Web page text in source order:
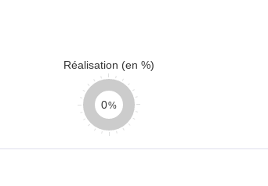
Réalisation (en %)
0